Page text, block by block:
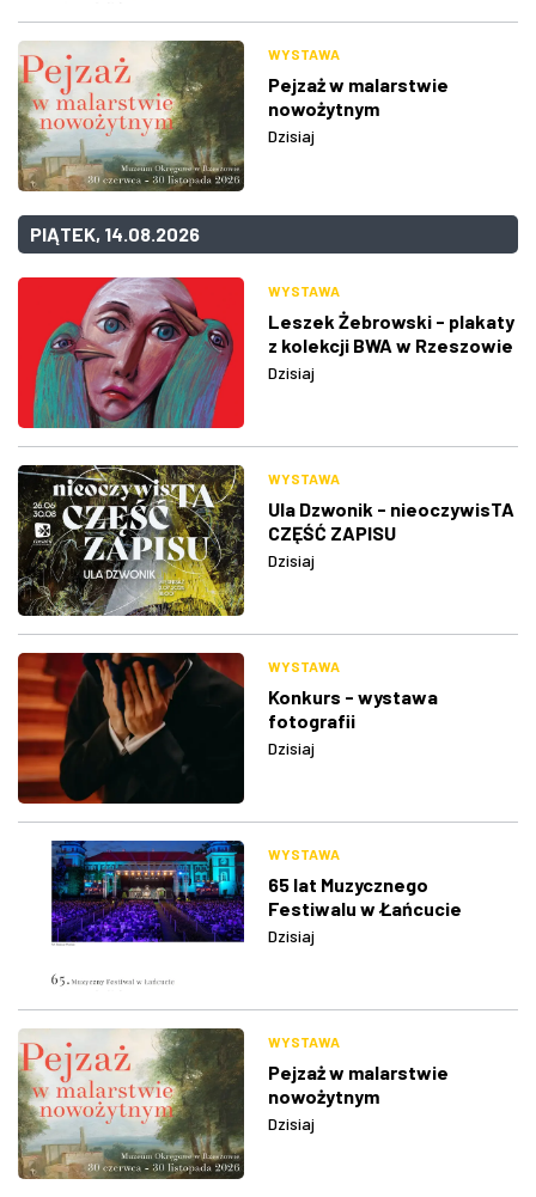
WYSTAWA
Pejzaż w malarstwie
nowożytnym
Dzisiaj
PIĄTEK, 14.08.2026
WYSTAWA
Leszek Żebrowski - plakaty
z kolekcji BWA w Rzeszowie
Dzisiaj
WYSTAWA
Ula Dzwonik - nieoczywisTA
CZĘŚĆ ZAPISU
Dzisiaj
WYSTAWA
Konkurs - wystawa
fotografii
Dzisiaj
WYSTAWA
65 lat Muzycznego
Festiwalu w Łańcucie
Dzisiaj
WYSTAWA
Pejzaż w malarstwie
nowożytnym
Dzisiaj